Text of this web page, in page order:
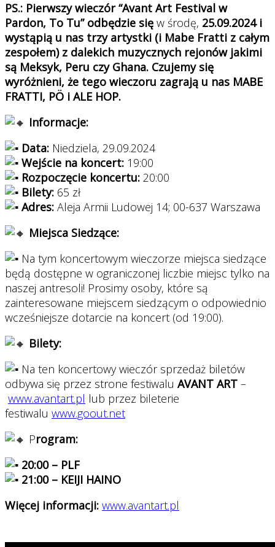
PS.: Pierwszy wieczór “Avant Art Festival w
Pardon, To Tu” odbędzie się w środę, 25.09.2024 i
wystąpią u nas trzy artystki (i Mabe Fratti z całym
zespołem) z dalekich muzycznych rejonów jakimi
są Meksyk, Peru czy Ghana. Czujemy się
wyróżnieni, że tego wieczoru zagrają u nas MABE
FRATTI, PÖ i ALE HOP.
Informacje:
Data: Niedziela, 29.09.2024
Wejście na koncert: 19:00
Rozpoczęcie koncertu: 20:00
Bilety: 65 zł
Adres: Aleja Armii Ludowej 14; 00-637 Warszawa
Miejsca Siedzące:
Na tym koncertowym wieczorze miejsca siedzące
będą dostępne w ograniczonej liczbie miejsc tylko na
naszej antresoli! Prosimy osoby, które są
zainteresowane miejscem siedzącym o odpowiednio
wcześniejsze dotarcie na koncert (od 19:00).
Bilety:
Na ten koncertowy wieczór sprzedaż biletów
odbywa się przez strone festiwalu AVANT ART –
www.avantart.pl lub przez bileterie
festiwalu www.goout.net
Program:
20:00 – PLF
21:00 – KEIJI HAINO
Więcej informacji: www.avantart.pl